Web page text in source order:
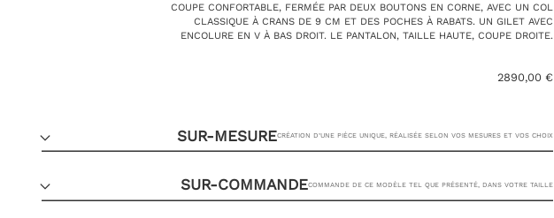
COUPE CONFORTABLE, FERMÉE PAR DEUX BOUTONS EN CORNE, AVEC UN COL
CLASSIQUE À CRANS DE 9 CM ET DES POCHES À RABATS. UN GILET AVEC
ENCOLURE EN V À BAS DROIT. LE PANTALON, TAILLE HAUTE, COUPE DROITE.
2890,00 €
SUR-MESURECRÉATION D’UNE PIÈCE UNIQUE, RÉALISÉE SELON VOS MESURES ET VOS CHOIX
SUR-COMMANDECOMMANDE DE CE MODÈLE TEL QUE PRÉSENTÉ, DANS VOTRE TAILLE